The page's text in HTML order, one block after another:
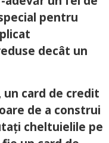
pentru
decât un
card de credit
de a construi
cheltuielile pe